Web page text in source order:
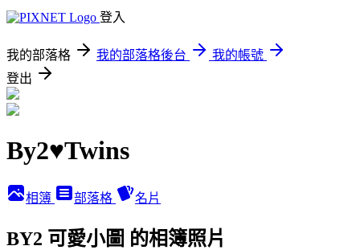
登入
我的部落格 我的部落格後台
我的帳號
登出
By2♥Twins
相簿 部落格 名片
BY2 可愛小圖 的相簿照片